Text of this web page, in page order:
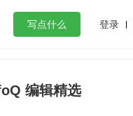
写点什么 登录
flutter
编辑精选